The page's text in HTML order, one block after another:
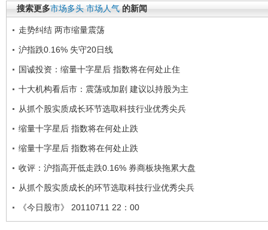
搜索更多市场多头 市场人气 的新闻
走势纠结 两市缩量震荡
沪指跌0.16% 失守20日线
国诚投资：缩量十字星后 指数将在何处止住
十大机构看后市：震荡或加剧 建议以持股为主
从抓个股实质成长环节选取科技行业优秀尖兵
缩量十字星后 指数将在何处止跌
缩量十字星后 指数将在何处止跌
收评：沪指高开低走跌0.16% 券商板块拖累大盘
从抓个股实质成长的环节选取科技行业优秀尖兵
《今日股市》 20110711 22：00